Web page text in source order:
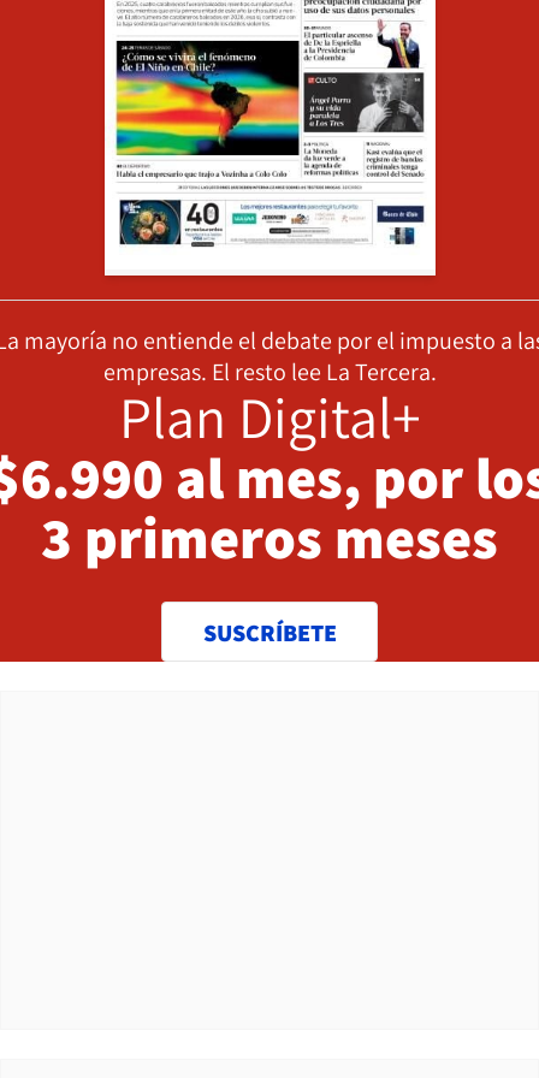
mayoría no entiende el debate por el impuesto a
empresas. El resto lee La Tercera.
Plan Digital+
al mes, por
3 primeros meses
SUSCRÍBETE